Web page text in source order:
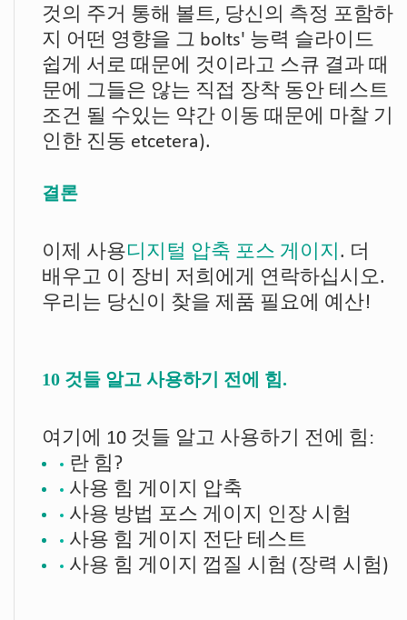
것의 주거 통해 볼트, 당신의 측정 포함하
지 어떤 영향을 그 bolts' 능력 슬라이드
쉽게 서로 때문에 것이라고 스큐 결과 때
문에 그들은 않는 직접 장착 동안 테스트
조건 될 수있는 약간 이동 때문에 마찰 기
인한 진동 etcetera).
결론
이제 사용디지털 압축 포스 게이지 . 더
배우고 이 장비 저희에게 연락하십시오.
우리는 당신이 찾을 제품 필요에 예산!
10 것들 알고 사용하기 전에 힘.
여기에 10 것들 알고 사용하기 전에 힘:
란 힘?
사용 힘 게이지 압축
사용 방법 포스 게이지 인장 시험
사용 힘 게이지 전단 테스트
사용 힘 게이지 껍질 시험 (장력 시험)